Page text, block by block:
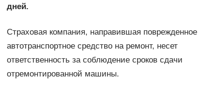
дней.
Страховая компания, направившая поврежденное
автотранспортное средство на ремонт, несет
ответственность за соблюдение сроков сдачи
отремонтированной машины.